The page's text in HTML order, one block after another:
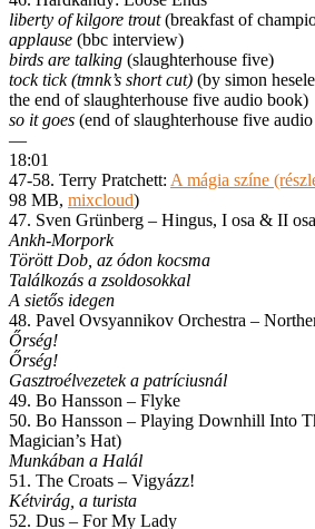
liberty of kilgore trout(breakfast of
applause (bbc interview)
birds are talking (slaughterhouse five)
tock tick (tmnk’s short cut) (by simon
the end of slaughterhouse five audio book)
so it goes (end of slaughterhouse five
—
18:01
47-58. Terry Pratchett: A mágia színe
98 MB, mixcloud)
47. Sven Grünberg – Hingus, I osa & II osa
Ankh-Morpork
Törött Dob, az ódon kocsma
Találkozás a zsoldosokkal
A sietős idegen
48. Pavel Ovsyannikov Orchestra –
Őrség!
Őrség!
Gasztroélvezetek a patríciusnál
49. Bo Hansson – Flyke
50. Bo Hansson – Playing Downhill Into
Magician’s Hat)
Munkában a Halál
51. The Croats – Vigyázz!
Kétvirág, a turista
52. Dus – For My Lady